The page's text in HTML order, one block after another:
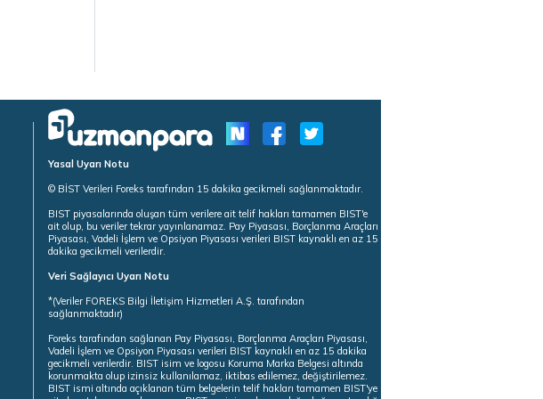
Yasal Uyarı Notu
© BİST Verileri Foreks tarafından 15 dakika gecikmeli sağlanmaktadır.
BIST piyasalarında oluşan tüm verilere ait telif hakları tamamen BIST'e
ait olup, bu veriler tekrar yayınlanamaz. Pay Piyasası, Borçlanma Araçları
Piyasası, Vadeli İşlem ve Opsiyon Piyasası verileri BIST kaynaklı en az 15
dakika gecikmeli verilerdir.
Veri Sağlayıcı Uyarı Notu
*(Veriler FOREKS Bilgi İletişim Hizmetleri A.Ş. tarafından
sağlanmaktadır)
Foreks tarafından sağlanan Pay Piyasası, Borçlanma Araçları Piyasası,
Vadeli İşlem ve Opsiyon Piyasası verileri BIST kaynaklı en az 15 dakika
gecikmeli verilerdir. BIST isim ve logosu Koruma Marka Belgesi altında
korunmakta olup izinsiz kullanılamaz, iktibas edilemez, değiştirilemez.
BIST ismi altında açıklanan tüm belgelerin telif hakları tamamen BIST'ye